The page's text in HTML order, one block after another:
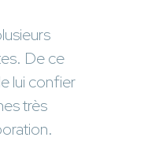
De ce
lui confier
très